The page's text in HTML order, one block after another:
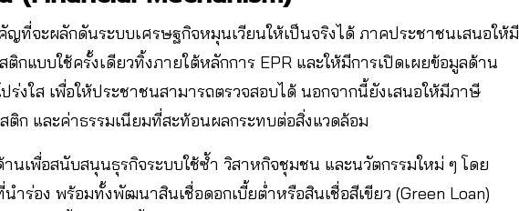
ญที่จะผลักดันระบบเศรษฐกิจหมุนเวียนให้เป็นจริงได้ ภาคประชาชนเสนอให้มี
กแบบใช้ครั้งเดียวทิ้งภายใต้หลักการ EPR และให้มีการเปิดเผยข้อมูลด้าน
ร่งใส เพื่อให้ประชาชนสามารถตรวจสอบได้ นอกจากนี้ยังเสนอให้มีภาษี
ก และค่าธรรมเนียมที่สะท้อนผลกระทบต่อสิ่งแวดล้อม
นเพื่อสนับสนุนธุรกิจระบบใช้ซ้ำ วิสาหกิจชุมชน และนวัตกรรมใหม่ ๆ โดย
ำร่อง พร้อมทั้งพัฒนาสินเชื่อดอกเบี้ยต่ำหรือสินเชื่อสีเขียว (Green Loan)